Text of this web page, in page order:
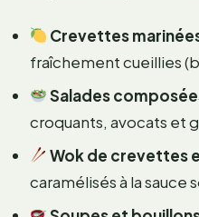
Crevettes
fraîchement cueillies
Salades
croquants, avocats et
Wok de crevettes
caramélisés à la sauce